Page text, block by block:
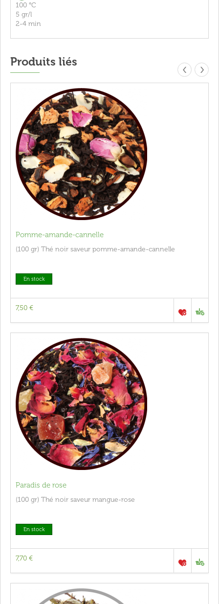
100 °C
5 gr/l
2-4 min
Produits liés ‹ ›
Pomme-amande-cannelle
(100 gr) Thé noir saveur pomme-amande-cannelle
En stock
7,50 €
Paradis de rose
(100 gr) Thé noir saveur mangue-rose
En stock
7,70 €